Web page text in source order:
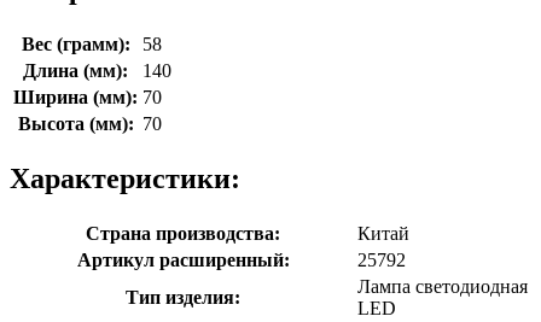
Вес (грамм):
58
Длина (мм):
140
Ширина (мм): 70
Высота (мм): 70
Характеристики:
Страна производства:
Китай
Артикул расширенный:
25792
Тип изделия:
Лампа светодиодная
LED